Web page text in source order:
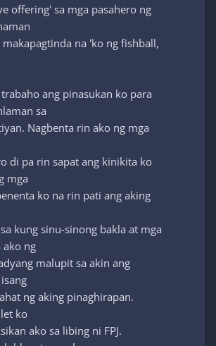
offering' sa mga pasahero ng
makapagtinda na 'ko ng fishball,
ang pinasukan ko para
sa
Nagbenta rin ako ng mga
di pa rin sapat ang kinikita ko
mga
ko na rin pati ang aking
kung sinu-sinong bakla at mga
ako ng
malupit sa akin ang
ng aking pinaghirapan.
ko
ako sa libing ni FPJ.